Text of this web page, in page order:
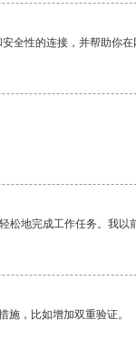
全性的连接，并帮助你在
地完成工作任务。我
，比如增加双重验证。